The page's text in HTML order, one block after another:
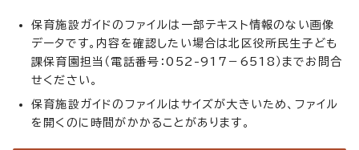
保育施設ガイドのファイルは一部テキスト情報のない画像
データです。内容を確認したい場合は北区役所民生子ども
課保育園担当（電話番号：052-917－6518）までお問合
せください。
保育施設ガイドのファイルはサイズが大きいため、ファイル
を開くのに時間がかかることがあります。